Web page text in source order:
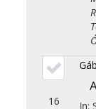
16 In: